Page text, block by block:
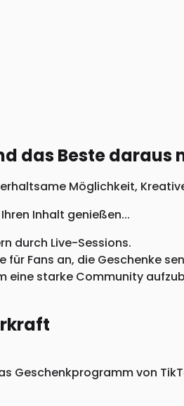
das Beste daraus
Möglichkeit,
Inhalt genießen...
durch Live-Sessions.
Fans an, die Geschenke
eine starke Community
Geschenkprogramm von